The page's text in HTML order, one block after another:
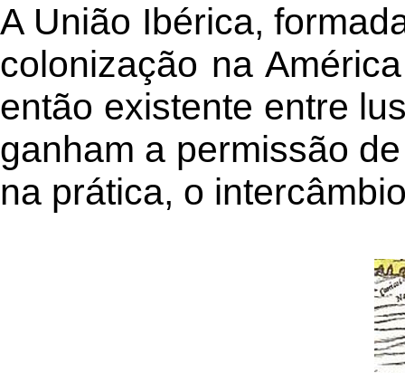
A União Ibérica,
colonização na
então existente entre
ganham a permissão
na prática, o